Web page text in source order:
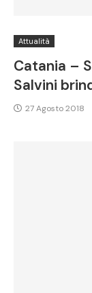
Attualità
Catania –
Salvini
27 Agosto 2018